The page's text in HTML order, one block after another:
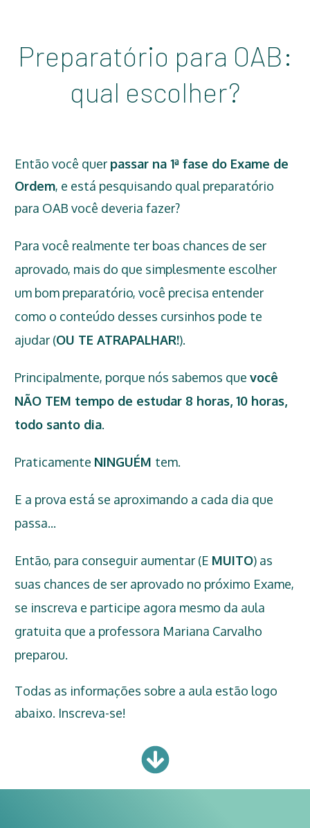
Preparatório para OAB:
qual escolher?
Então você quer passar na 1ª fase do Exame de
Ordem, e está pesquisando qual preparatório
para OAB você deveria fazer?
Para você realmente ter boas chances de ser
aprovado, mais do que simplesmente escolher
um bom preparatório, você precisa entender
como o conteúdo desses cursinhos pode te
ajudar (OU TE ATRAPALHAR!).
Principalmente, porque nós sabemos que você
NÃO TEM tempo de estudar 8 horas, 10 horas,
todo santo dia.
Praticamente NINGUÉM tem.
E a prova está se aproximando a cada dia que
passa...
Então, para conseguir aumentar (E MUITO) as
suas chances de ser aprovado no próximo Exame,
se inscreva e participe agora mesmo da aula
gratuita que a professora Mariana Carvalho
preparou.
Todas as informações sobre a aula estão logo
abaixo. Inscreva-se!